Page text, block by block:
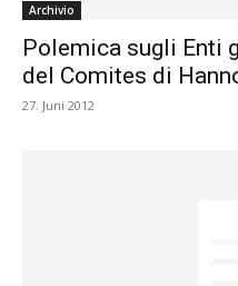
Archivio
Polemica sugli Enti
del Comites di
27. Juni 2012